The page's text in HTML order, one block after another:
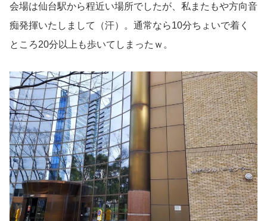
会場は仙台駅から程近い場所でしたが、私またもや方向音
痴発揮いたしまして（汗）。通常なら10分ちょいで着く
ところ20分以上も歩いてしまったｗ。